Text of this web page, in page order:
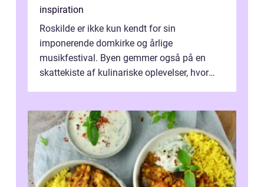
inspiration
Roskilde er ikke kun kendt for sin
imponerende domkirke og årlige
musikfestival. Byen gemmer også på en
skattekiste af kulinariske oplevelser, hvor